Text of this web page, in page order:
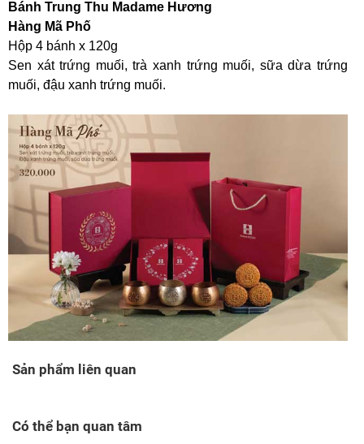
Bánh Trung Thu Madame Hương
Hàng Mã Phố
Hộp 4 bánh x 120g
Sen xát trứng muối, trà xanh trứng muối, sữa dừa trứng
muối, đậu xanh trứng muối.
Sản phẩm liên quan
Có thể bạn quan tâm